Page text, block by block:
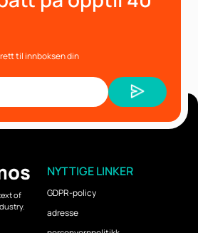
til innboksen din
of
NYTTIGE LINKER
GDPR-policy
adresse